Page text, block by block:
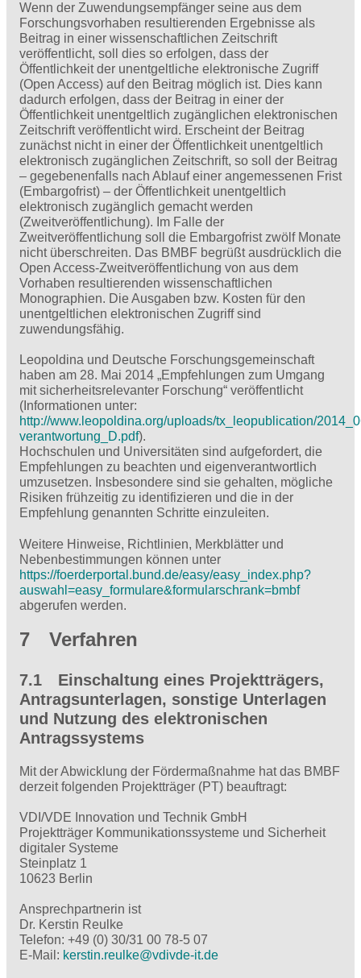
Wenn der Zuwendungsempfänger seine aus dem
Forschungsvorhaben resultierenden Ergebnisse als
Beitrag in einer wissenschaftlichen Zeitschrift
veröffentlicht, soll dies so erfolgen, dass der
Öffentlichkeit der unentgeltliche elektronische Zugriff
(Open Access) auf den Beitrag möglich ist. Dies kann
dadurch erfolgen, dass der Beitrag in einer der
Öffentlichkeit unentgeltlich zugänglichen elektronischen
Zeitschrift veröffentlicht wird. Erscheint der Beitrag
zunächst nicht in einer der Öffentlichkeit unentgeltlich
elektronisch zugänglichen Zeitschrift, so soll der Beitrag
– gegebenenfalls nach Ablauf einer angemessenen Frist
(Embargofrist) – der Öffentlichkeit unentgeltlich
elektronisch zugänglich gemacht werden
(Zweitveröffentlichung). Im Falle der
Zweitveröffentlichung soll die Embargofrist zwölf Monate
nicht überschreiten. Das BMBF begrüßt ausdrücklich die
Open Access-Zweitveröffentlichung von aus dem
Vorhaben resultierenden wissenschaftlichen
Monographien. Die Ausgaben bzw. Kosten für den
unentgeltlichen elektronischen Zugriff sind
zuwendungsfähig.
Leopoldina und Deutsche Forschungsgemeinschaft
haben am 28. Mai 2014 „Empfehlungen zum Umgang
mit sicherheitsrelevanter Forschung“ veröffentlicht
(Informationen unter:
http://www.leopoldina.org/uploads/tx_leopublication/
verantwortung_D.pdf).
Hochschulen und Universitäten sind aufgefordert, die
Empfehlungen zu beachten und eigenverantwortlich
umzusetzen. Insbesondere sind sie gehalten, mögliche
Risiken frühzeitig zu identifizieren und die in der
Empfehlung genannten Schritte einzuleiten.
Weitere Hinweise, Richtlinien, Merkblätter und
Nebenbestimmungen können unter
https://foerderportal.bund.de/easy/easy_index.php?
auswahl=easy_formulare&formularschrank=bmbf
abgerufen werden.
7 Verfahren
7.1 Einschaltung eines Projektträgers,
Antragsunterlagen, sonstige Unterlagen
und Nutzung des elektronischen
Antragssystems
Mit der Abwicklung der Fördermaßnahme hat das BMBF
derzeit folgenden Projektträger (PT) beauftragt:
VDI/VDE Innovation und Technik GmbH
Projektträger Kommunikationssysteme und Sicherheit
digitaler Systeme
Steinplatz 1
10623 Berlin
Ansprechpartnerin ist
Dr. Kerstin Reulke
Telefon: +49 (0) 30/31 00 78-5 07
E-Mail: kerstin.reulke@vdivde-it.de